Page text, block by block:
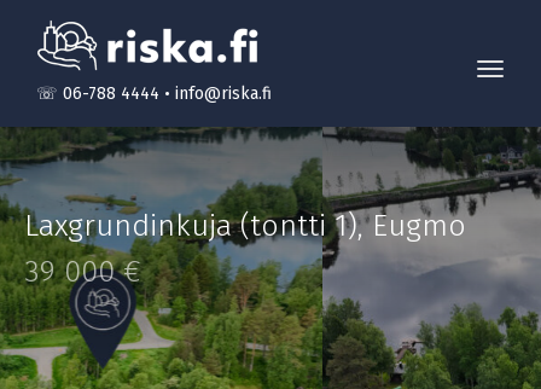
☏ 06-788 4444 • info@riska.fi
Laxgrundinkuja (tontti 1),Eugmo
39 000 €